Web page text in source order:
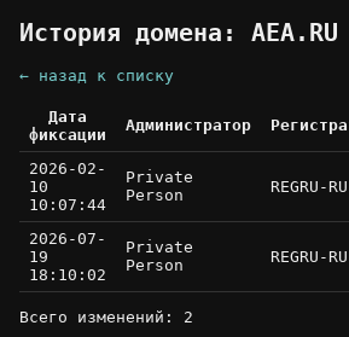
История домена: AEA.RU
← назад к списку
Дата
фиксации
Администратор
2026-02-
10
10:07:44
Private
Person
REGRU-RU
2026-07-
19
18:10:02
Private
Person
REGRU-RU
Всего изменений: 2